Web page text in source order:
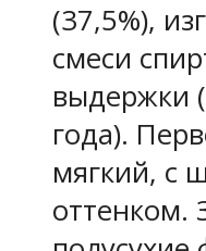
(37,5%),
смеси
выдержки
года).
мягкий, с
оттенком.